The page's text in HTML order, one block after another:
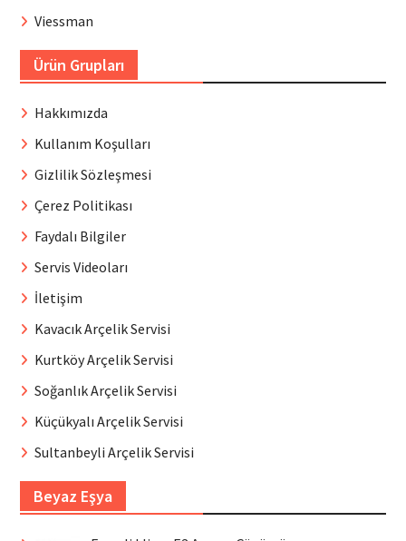
Viessman
Ürün Grupları
Hakkımızda
Kullanım Koşulları
Gizlilik Sözleşmesi
Çerez Politikası
Faydalı Bilgiler
Servis Videoları
İletişim
Kavacık Arçelik Servisi
Kurtköy Arçelik Servisi
Soğanlık Arçelik Servisi
Küçükyalı Arçelik Servisi
Sultanbeyli Arçelik Servisi
Beyaz Eşya